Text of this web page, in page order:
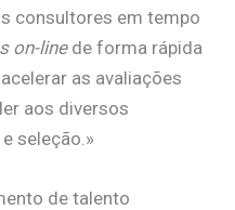
consultores em tempo
on-linede forma rápida
as avaliações
aos diversos
seleção.»
de talento